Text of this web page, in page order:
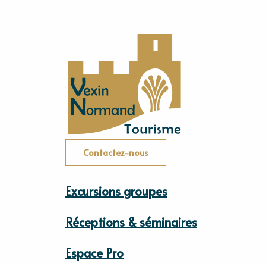
Contactez-nous
Excursions groupes
Réceptions & séminaires
Espace Pro